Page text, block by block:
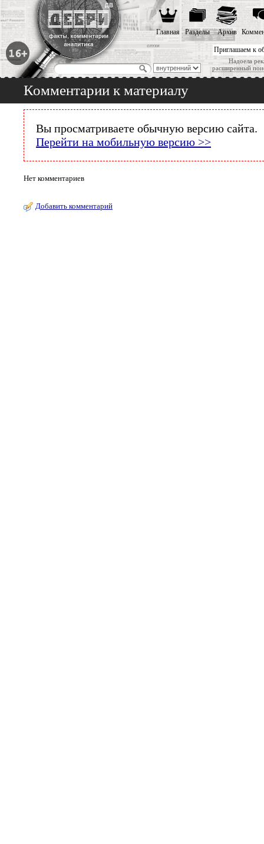
Приглашаем к
Надоела
расширенный
Главная Разделы Архив
Комментарии к материалу
Вы просматриваете обычную версию сайта.
Перейти на мобильную версию >>
Нет комментариев
Добавить комментарий